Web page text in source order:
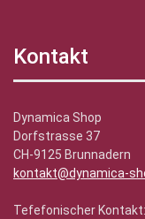
Kontakt
Dynamica Shop
Dorfstrasse 37
CH-9125 Brunnadern
kontakt@dynamica-
Tefefonischer Kontakt: